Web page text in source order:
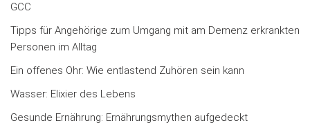
GCC
Tipps für Angehörige zum Umgang mit am Demenz erkrankten
Personen im Alltag
Ein offenes Ohr: Wie entlastend Zuhören sein kann
Wasser: Elixier des Lebens
Gesunde Ernährung: Ernährungsmythen aufgedeckt